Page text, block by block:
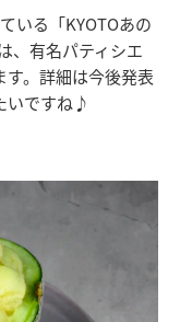
いる「KYOTOあの
、有名パティシエ
。詳細は今後発表
いですね♪